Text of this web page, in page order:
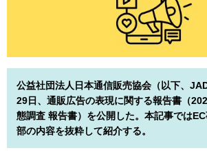
公益社団法人日本通信販売協会（以下、
29日、通販広告の表現に関する報告書（
態調査 報告書）を公開した。本記事では
部の内容を抜粋して紹介する。